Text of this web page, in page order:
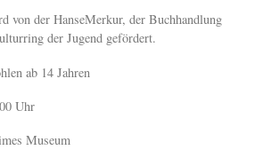
von der HanseMerkur, der Buchhandlung
der Jugend gefördert.
ab 14 Jahren
Uhr
Museum